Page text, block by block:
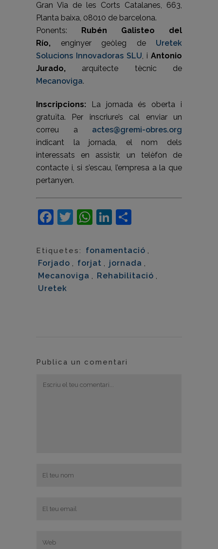
Gran Via de les Corts Catalanes, 663,
Planta baixa, 08010 de barcelona.
Ponents: Rubén Galisteo del
Río, enginyer geòleg de Uretek
Solucions Innovadoras SLU, i Antonio
Jurado, arquitecte tècnic de
Mecanoviga.
Inscripcions:
La jornada és oberta i
gratuïta. Per inscriure’s cal enviar un
correu a actes@gremi-obres.org
indicant la jornada, el nom dels
interessats en assistir, un telèfon de
contacte i, si s’escau, l’empresa a la que
pertanyen.
Facebook
Twitter
WhatsApp
LinkedIn
Etiquetes: fonamentació ,
Forjado , forjat , jornada ,
Mecanoviga , Rehabilitació ,
Uretek
Publica un comentari